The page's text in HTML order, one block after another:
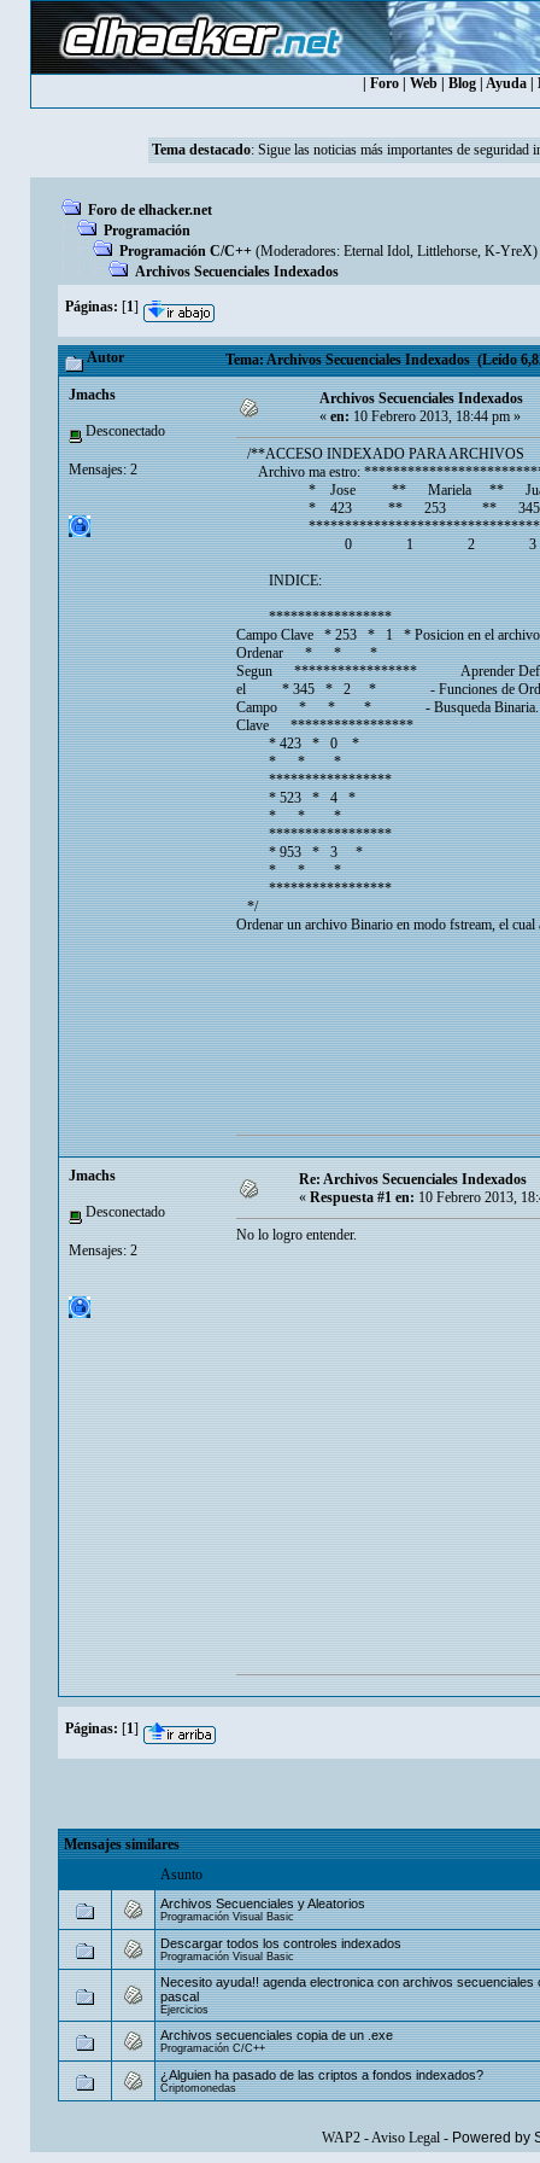
Foro Web Blog Ayuda
Tema destacado: Sigue las noticias más importantes de seguridad
Foro de elhacker.net
Programación
Programación C/C++ (Moderadores: Eternal Idol, Littlehorse, K-YreX)
Archivos Secuenciales Indexados
Páginas: [1]
Autor Tema: Archivos Secuenciales Indexados (Leído
Jmachs
Desconectado
Mensajes: 2
Archivos Secuenciales Indexados
«en:10 Febrero 2013, 18:44 pm »
/**ACCESO INDEXADO PARA ARCHIVOS
Archivo ma estro:
* Jose ** Mariela **
* 423 ** 253 **
0 1 2 3
INDICE:
*****************
Campo Clave * 253 * 1 * Posicion en el archivo
Ordenar * * *
Segun ***************** Aprender
el * 345 * 2 * - Funciones de
Campo * * * - Busqueda Binaria.
Clave *****************
* 423 * 0 *
* * *
*****************
* 523 * 4 *
* * *
*****************
* 953 * 3 *
* * *
*****************
*/
Ordenar un archivo Binario en modo fstream, el cual
Jmachs
Desconectado
Mensajes: 2
Re: Archivos Secuenciales Indexados
« Respuesta #1 en: 10 Febrero 2013,
No lo logro entender.
Páginas: [1]
Mensajes similares
Asunto
Archivos Secuenciales y Aleatorios
Programación Visual Basic
Descargar todos los controles indexados
Programación Visual Basic
Necesito ayuda!! agenda electronica con archivos secuenciales
pascal
Ejercicios
Archivos secuenciales copia de un .exe
Programación C/C++
¿Alguien ha pasado de las criptos a fondos indexados?
Criptomonedas
WAP2-Aviso Legal- Powered by